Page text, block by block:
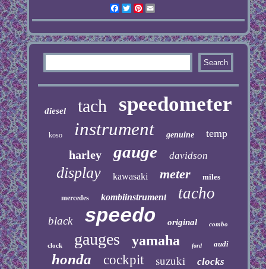
Facebook
TwitterPinterest
diesel tach speedometer
koso instrument genuine temp
harley gauge davidson
display kawasaki meter miles
mercedes kombiinstrument tacho
black speedo original combo
clock gauges yamaha ford audi
honda cockpit suzuki clocks